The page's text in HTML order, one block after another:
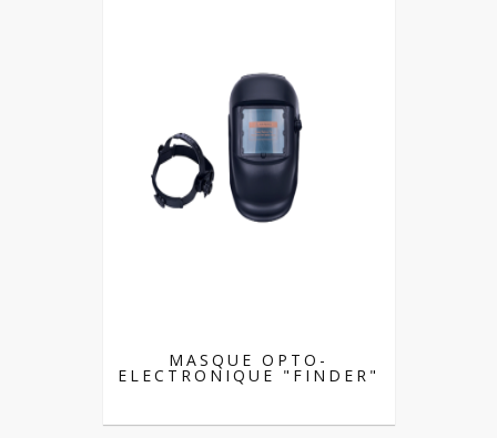
MASQUE OPTO-
ELECTRONIQUE "FINDER"